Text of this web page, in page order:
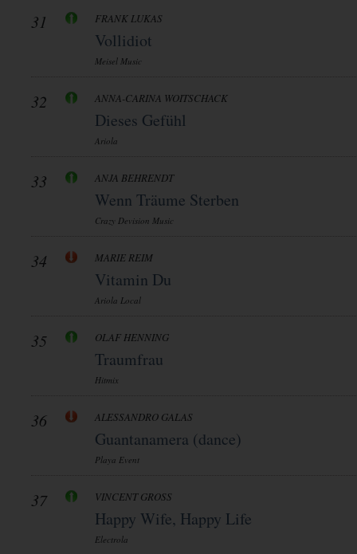
31 FRANK LUKAS
Vollidiot
Meisel Music
32 ANNA-CARINA WOITSCHACK
Dieses Gefühl
Ariola
33 ANJA BEHRENDT
Wenn Träume Sterben
Crazy Devision Music
34 MARIE REIM
Vitamin Du
Ariola Local
35 OLAF HENNING
Traumfrau
Hitmix
36 ALESSANDRO GALAS
Guantanamera (dance)
Playa Event
37 VINCENT GROSS
Happy Wife, Happy Life
Electrola